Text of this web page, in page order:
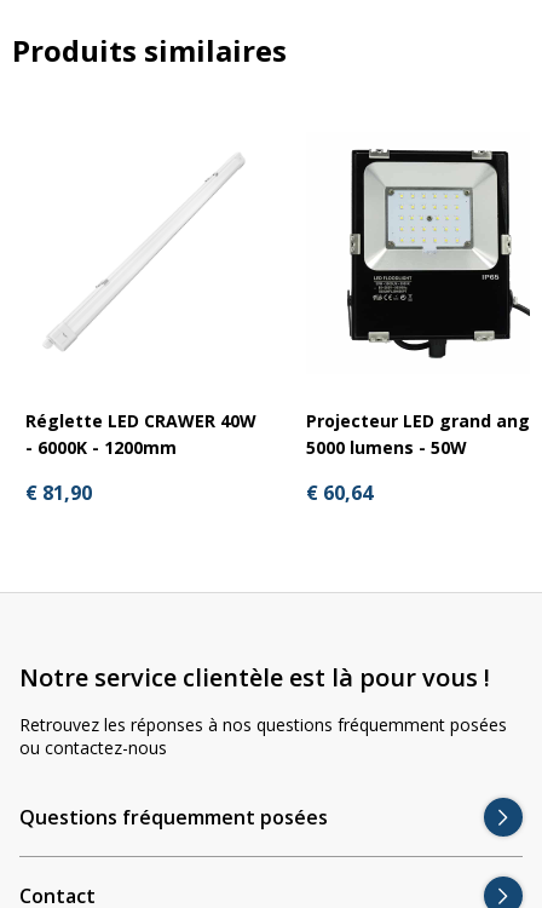
Limiting RMS-value 33,9A for Ton=300ms
Limiting Cycle Interval 900ms (3x/minute)
AC Continuous Current 16A input/output
Load capacity 6000uF
Connectors Spring-type-terminal 0,5… 6mm²
Ambient Opearting Temperature -40°C +70°C no derating
Special Features Temperature protected (fuse)- Fire
protected
Accuracy ±5%, independent from ambient temperature
Capacitive loads
4000m / 13123 ft. Above sea level
Produits similaires
Réglette LED CRAWER 40W
- 6000K - 1200mm
€ 81,90
Projecteur LED grand
5000 lumens - 50W
€ 60,64
Notre service clientèle est là pour vous !
Retrouvez les réponses à nos questions fréquemment posées
ou contactez-nous
Questions fréquemment posées
Contact